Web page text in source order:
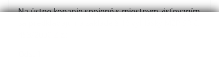
Na ústne konanie spojené s miestnym zisťovaním